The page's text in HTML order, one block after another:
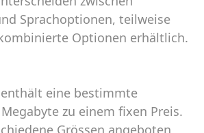
Sprachoptionen, teilweise
Optionen erhältlich.
eine bestimmte
zu einem fixen Preis.
Grössen angeboten.